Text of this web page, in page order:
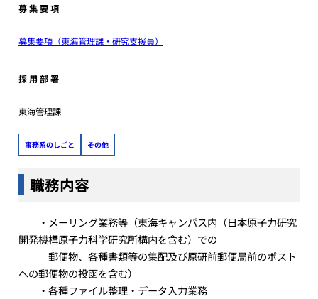
募 集 要 項
募集要項（東海管理課・研究支援員）
採 用 部 署
東海管理課
事務系のしごと その他
職務内容
・メーリング業務等（東海キャンパス内（日本原子力研究
開発機構原子力科学研究所構内を含む）での
郵便物、各種書類等の集配及び原研前郵便局前のポスト
への郵便物の投函を含む）
・各種ファイル整理・データ入力業務